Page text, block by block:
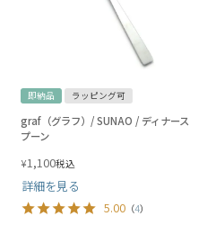
即納品 ラッピング可
graf（グラフ）/ SUNAO / ディナース
プーン
¥1,100税込
詳細を見る
5.00 （4）